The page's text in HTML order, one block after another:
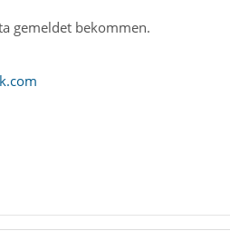
gemeldet bekommen.